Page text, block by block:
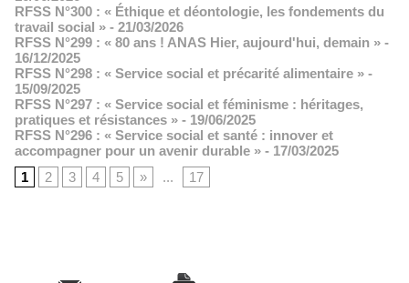
RFSS N°300 : « Éthique et déontologie, les fondements du
travail social » - 21/03/2026
RFSS N°299 : « 80 ans ! ANAS Hier, aujourd'hui, demain » -
16/12/2025
RFSS N°298 : « Service social et précarité alimentaire » -
15/09/2025
RFSS N°297 : « Service social et féminisme : héritages,
pratiques et résistances » - 19/06/2025
RFSS N°296 : « Service social et santé : innover et
accompagner pour un avenir durable » - 17/03/2025
1
2 3 4 5 » ... 17